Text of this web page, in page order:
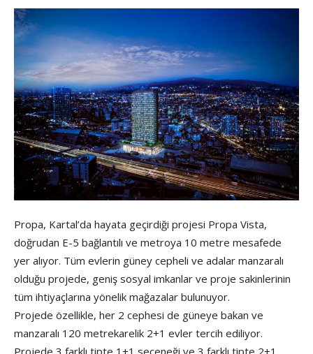
Propa, Kartal’da hayata geçirdiği projesi Propa Vista,
doğrudan E-5 bağlantılı ve metroya 10 metre mesafede
yer alıyor. Tüm evlerin güney cepheli ve adalar manzaralı
olduğu projede, geniş sosyal imkanlar ve proje sakinlerinin
tüm ihtiyaçlarına yönelik mağazalar bulunuyor.
Projede özellikle, her 2 cephesi de güneye bakan ve
manzaralı 120 metrekarelik 2+1 evler tercih ediliyor.
Projede 3 farklı tipte 1+1 seçeneği ve 3 farklı tipte 2+1